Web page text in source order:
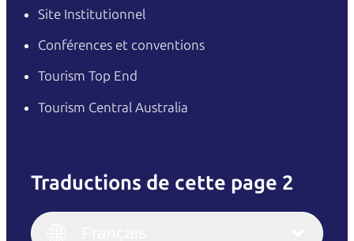
Site Institutionnel
Conférences et conventions
Tourism Top End
Tourism Central Australia
Traductions de cette page 2
Italiano